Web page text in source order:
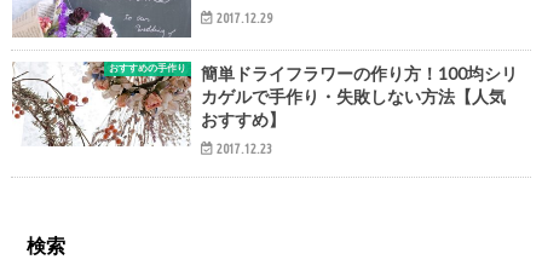
2017.12.29
おすすめの手作り
簡単ドライフラワーの作り方！100均シリ
カゲルで手作り・失敗しない方法【人気
おすすめ】
2017.12.23
検索